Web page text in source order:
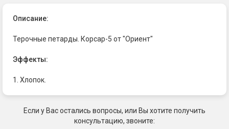
Описание:
Терочные петарды. Корсар-5 от "Ориент"
Эффекты:
1. Хлопок.
Если у Вас остались вопросы, или Вы хотите получить
консультацию, звоните: